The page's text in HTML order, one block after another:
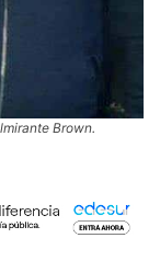
Brown.